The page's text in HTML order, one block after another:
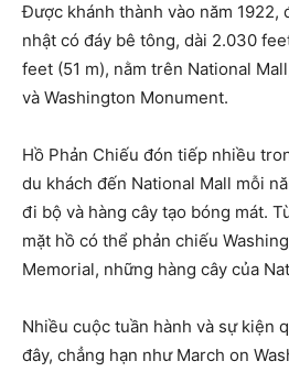
Được khánh thành vào năm 1922,
nhật có đáy bê tông, dài 2.030
feet (51 m), nằm trên National
và Washington Monument.
Hồ Phản Chiếu đón tiếp nhiều
du khách đến National Mall mỗi
đi bộ và hàng cây tạo bóng mát.
mặt hồ có thể phản chiếu
Memorial, những hàng cây của
Nhiều cuộc tuần hành và sự kiện
đây, chẳng hạn như March on